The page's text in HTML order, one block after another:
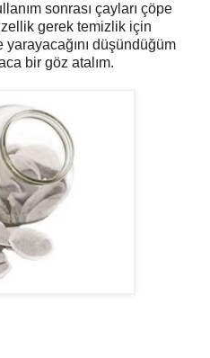
sonrası çayları çöpe
gerek temizlik için
düşündüğüm
bir göz atalım.